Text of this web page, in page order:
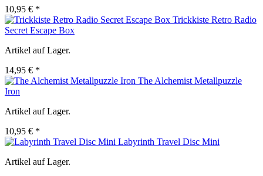
10,95 € *
Trickkiste Retro Radio
Secret Escape Box
Artikel auf Lager.
14,95 € *
The Alchemist Metallpuzzle
Iron
Artikel auf Lager.
10,95 € *
Labyrinth Travel Disc Mini
Artikel auf Lager.